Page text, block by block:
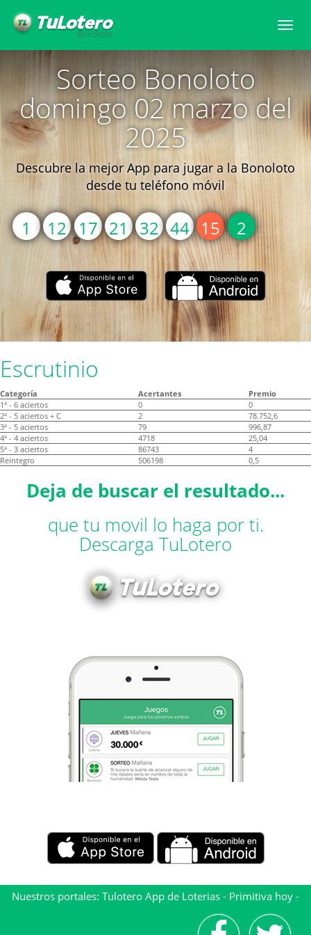
Sorteo Bonoloto
domingo 02 marzo del
2025
Descubre la mejor App para jugar a la Bonoloto
desde tu teléfono móvil
1 12 17 21 32 44 15 2
Escrutinio
Categoría Acertantes
Premio
1ª - 6 aciertos
0
0
2ª - 5 aciertos + C
2
78.752,6
3ª - 5 aciertos
79
996,87
4ª - 4 aciertos
4718
25,04
5ª - 3 aciertos
86743
4
Reintegro
506198 0,5
Deja de buscar el resultado...
que tu movil lo haga por ti.
Descarga TuLotero
Nuestros portales: Tulotero App de Loterias - Primitiva hoy -